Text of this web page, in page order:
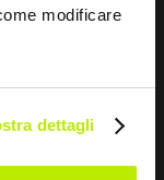
modificare
dettagli